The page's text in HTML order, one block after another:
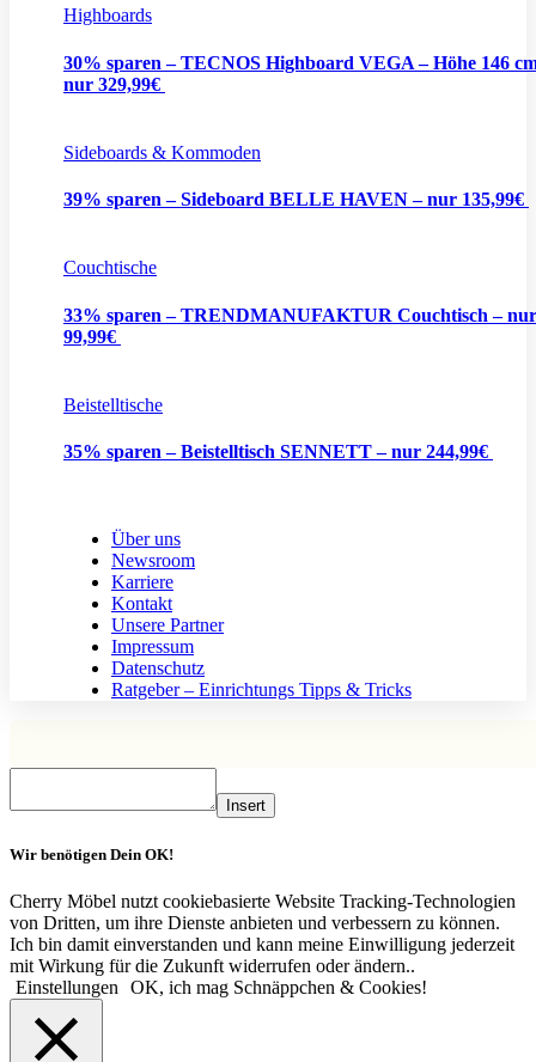
Highboards
30% sparen – TECNOS Highboard VEGA – Höhe 146
nur 329,99€
Sideboards & Kommoden
39% sparen – Sideboard BELLE HAVEN – nur 135,99€
Couchtische
33% sparen – TRENDMANUFAKTUR Couchtisch – nur
99,99€
Beistelltische
35% sparen – Beistelltisch SENNETT – nur 244,99€
Über uns
Newsroom
Karriere
Kontakt
Unsere Partner
Impressum
Datenschutz
Ratgeber – Einrichtungs Tipps & Tricks
Insert
Wir benötigen Dein OK!
Cherry Möbel nutzt cookiebasierte Website Tracking-Technologien
von Dritten, um ihre Dienste anbieten und verbessern zu können.
Ich bin damit einverstanden und kann meine Einwilligung jederzeit
mit Wirkung für die Zukunft widerrufen oder ändern..
Einstellungen
OK, ich mag Schnäppchen & Cookies!